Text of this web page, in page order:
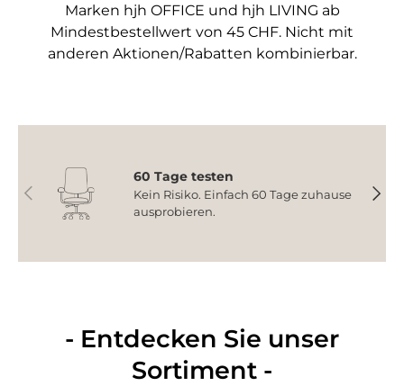
Marken hjh OFFICE und hjh LIVING ab
Mindestbestellwert von 45 CHF. Nicht mit
anderen Aktionen/Rabatten kombinierbar.
Vorherige
60 Tage testen
Kein Risiko. Einfach 60 Tage zuhause
ausprobieren.
- Entdecken Sie unser
Sortiment -